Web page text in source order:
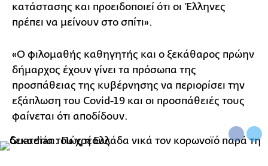
κατάστασης και προειδοποιεί ότι οι Έλληνες
πρέπει να μείνουν στο σπίτι».
«Ο φιλομαθής καθηγητής και ο ξεκάθαρος πρώην
δήμαρχος έχουν γίνει τα πρόσωπα της
προσπάθειας της κυβέρνησης να περιορίσει την
εξάπλωση του Covid-19 και οι προσπάθειές τους
φαίνεται ότι αποδίδουν.